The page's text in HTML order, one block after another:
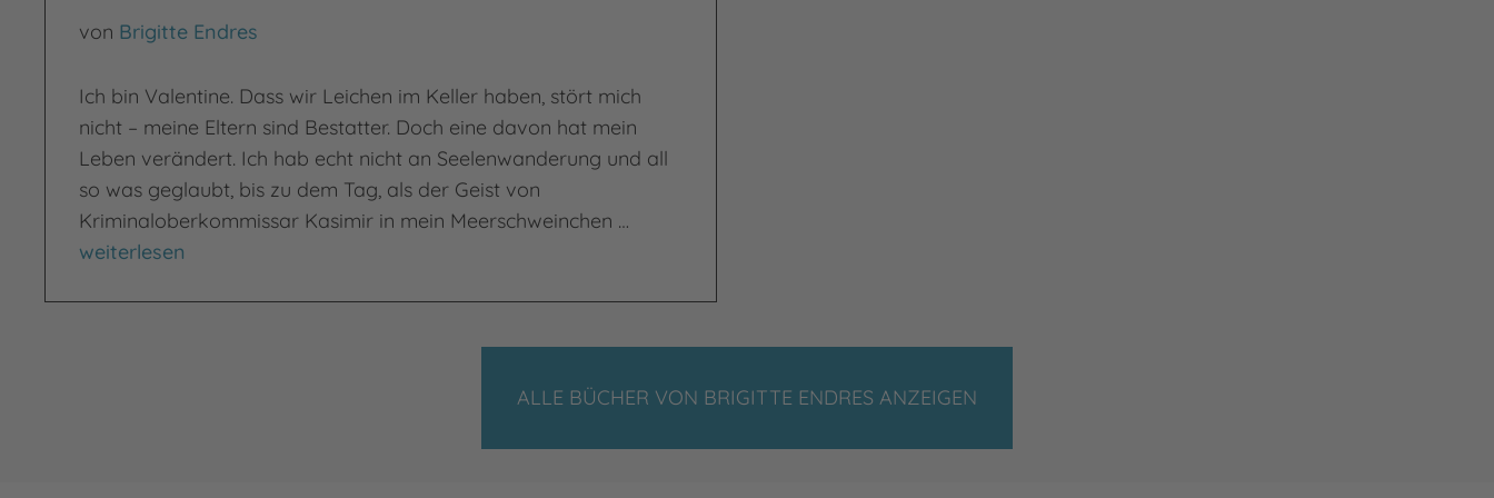
von Brigitte Endres
Ich bin Valentine. Dass wir Leichen im Keller haben, stört mich
nicht – meine Eltern sind Bestatter. Doch eine davon hat mein
Leben verändert. Ich hab echt nicht an Seelenwanderung und all
so was geglaubt, bis zu dem Tag, als der Geist von
Kriminaloberkommissar Kasimir in mein Meerschweinchen …
Der Tag, an dem mein Meerschweinchen Kriminaloberkommissar wurde
weiterlesen
ALLE BÜCHER VON BRIGITTE ENDRES ANZEIGEN